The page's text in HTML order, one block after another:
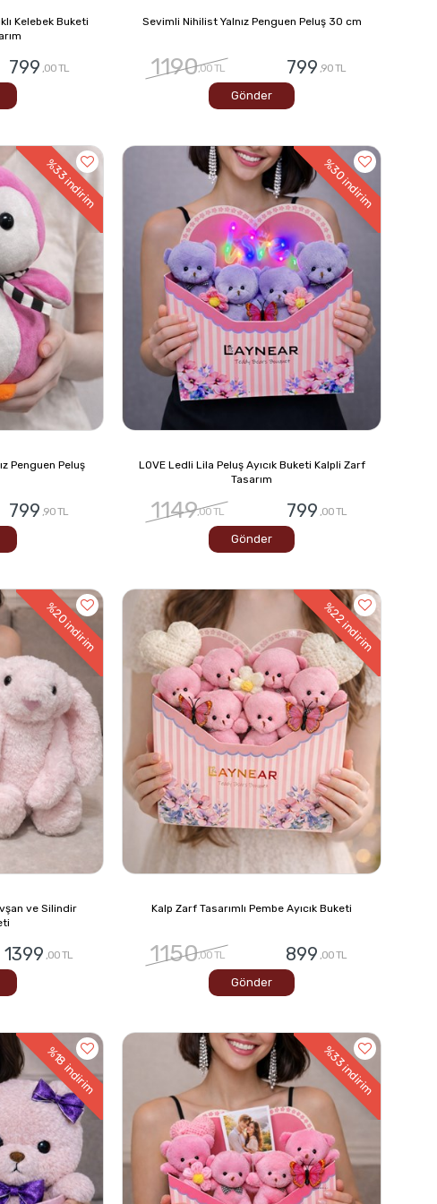
Kelebek Buketi
799 ,00 TL
Sevimli Nihilist Yalnız Penguen Peluş 30 cm
1190,00 TL 799 ,90 TL
Gönder
%33
indirim
Penguen Peluş
799 ,90 TL
%30
indirim
LOVE Ledli Lila Peluş Ayıcık Buketi Kalpli Zarf
Tasarım
1149,00 TL 799 ,00 TL
Gönder
%20
indirim
ve Silindir
1399 ,00 TL
%22
indirim
Kalp Zarf Tasarımlı Pembe Ayıcık Buketi
1150,00 TL 899 ,00 TL
Gönder
%18
indirim
%33
indirim